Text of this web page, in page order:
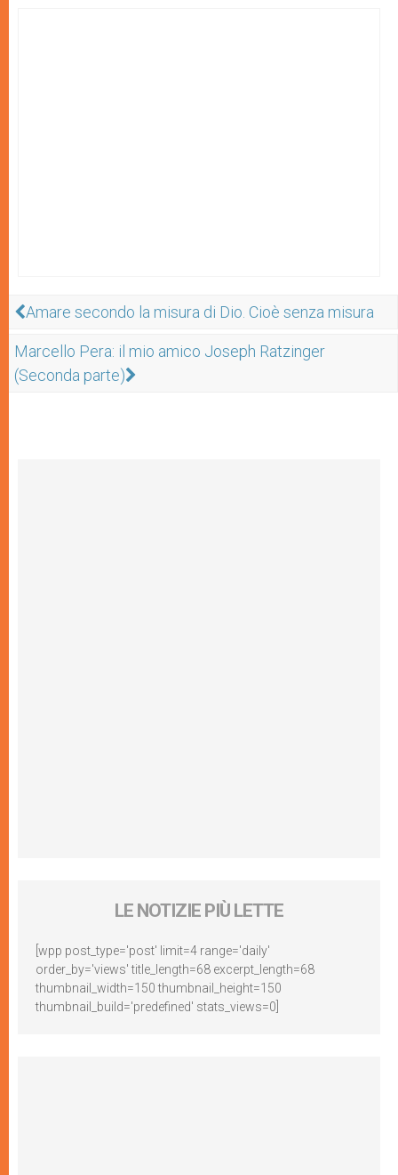
Amare secondo la misura di Dio. Cioè senza misura
Marcello Pera: il mio amico Joseph Ratzinger
(Seconda parte)
LE NOTIZIE PIÙ LETTE
[wpp post_type='post' limit=4 range='daily'
order_by='views' title_length=68 excerpt_length=68
thumbnail_width=150 thumbnail_height=150
thumbnail_build='predefined' stats_views=0]